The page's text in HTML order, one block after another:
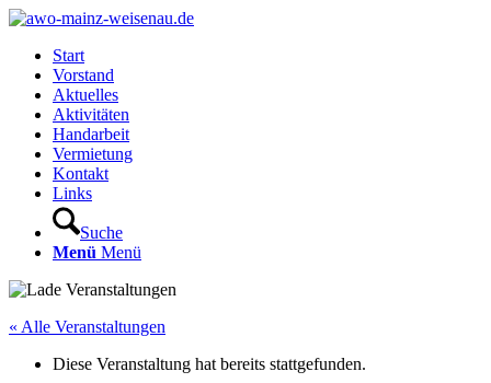
Start
Vorstand
Aktuelles
Aktivitäten
Handarbeit
Vermietung
Kontakt
Links
Suche
Menü Menü
« Alle Veranstaltungen
Diese Veranstaltung hat bereits stattgefunden.